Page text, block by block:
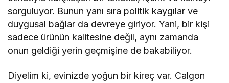
sorguluyor. Bunun yanı sıra politik kaygılar ve
duygusal bağlar da devreye giriyor. Yani, bir kişi
sadece ürünün kalitesine değil, aynı zamanda
onun geldiği yerin geçmişine de bakabiliyor.
Diyelim ki, evinizde yoğun bir kireç var. Calgon